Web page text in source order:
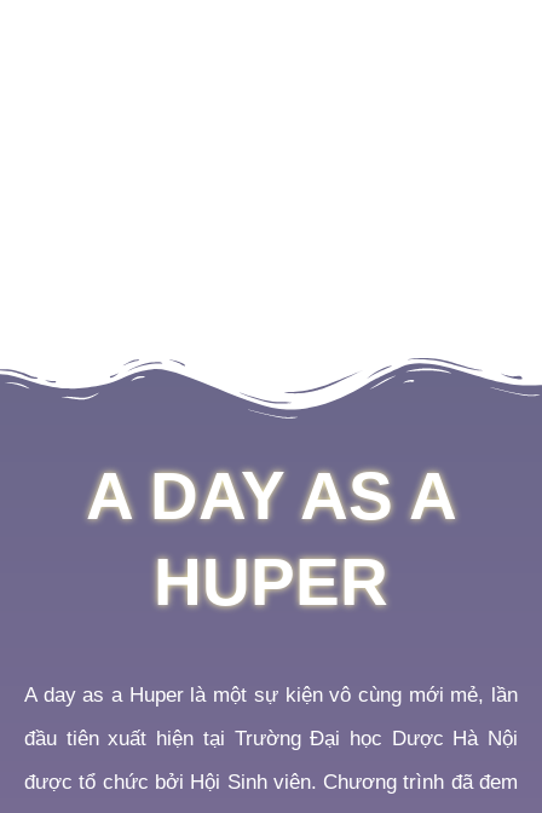
A DAY AS A
HUPER
A day as a Huper là một sự kiện vô cùng mới mẻ, lần
đầu tiên xuất hiện tại Trường Đại học Dược Hà Nội
được tổ chức bởi Hội Sinh viên. Chương trình đã đem